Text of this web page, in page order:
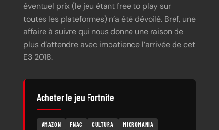
éventuel prix (le jeu étant free to play sur
toutes les plateformes) n’a été dévoilé. Bref, une
affaire à suivre qui nous donne une raison de
plus d’attendre avec impatience l’arrivée de cet
E3 2018.
Acheter le jeu Fortnite
AMAZON FNAC CULTURA
MICROMANIA